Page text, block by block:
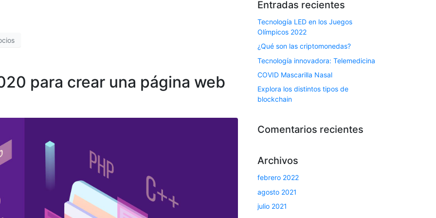
para crear una página web
Entradas recientes
Tecnología LED en los Juegos
Olímpicos 2022
¿Qué son las criptomonedas?
Tecnología innovadora: Telemedicina
COVID Mascarilla Nasal
Explora los distintos tipos de
blockchain
Comentarios recientes
Archivos
febrero 2022
agosto 2021
julio 2021